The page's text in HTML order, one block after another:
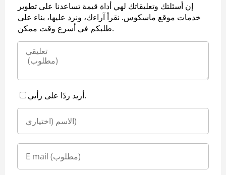
إن أسئلتك وتعليقاتك لهي أداة قيمة تساعدنا على تطوير
خدمات موقع ماسكوس. نقرأ آراءك، ونرد عليها، بناء على
طلبكم في أسرع وقت ممكن.
أريد ردًا على رأيي.